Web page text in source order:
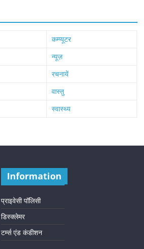
कम्प्यूटर
न्यूज़
रचनायें
वास्तु
स्वास्थ्य
Information
प्राइवेसी पॉलिसी
डिस्क्लेमर
टर्म्स एंड कंडीशन